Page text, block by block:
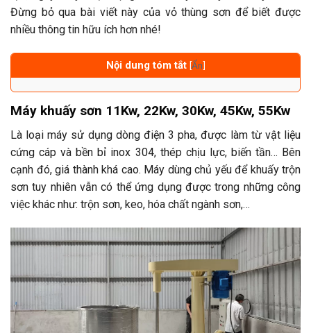
Đừng bỏ qua bài viết này của vỏ thùng sơn để biết được
nhiều thông tin hữu ích hơn nhé!
Nội dung tóm tắt [Ẩn]
Máy khuấy sơn 11Kw, 22Kw, 30Kw, 45Kw, 55Kw
Là loại máy sử dụng dòng điện 3 pha, được làm từ vật liệu
cứng cáp và bền bỉ inox 304, thép chịu lực, biến tần… Bên
cạnh đó, giá thành khá cao. Máy dùng chủ yếu để khuấy trộn
sơn tuy nhiên vẫn có thể ứng dụng được trong những công
việc khác như: trộn sơn, keo, hóa chất ngành sơn,…